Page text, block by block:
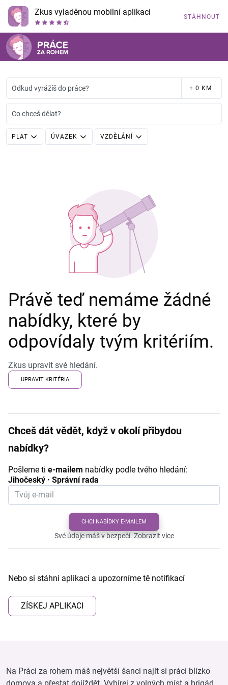
Zkus vyladěnou mobilní aplikaci STÁHNOUT
Odkud vyrážíš do práce? + 0 KM
Co chceš dělat?
PLAT ÚVAZEK VZDĚLÁNÍ
Právě teď nemáme žádné
nabídky, které by
odpovídaly tvým kritériím.
Zkus upravit své hledání.
UPRAVIT KRITÉRIA
Chceš dát vědět, když v okolí přibydou
nabídky?
Pošleme ti e-mailem nabídky podle tvého hledání:
Jihočeský · Správní rada
CHCI NABÍDKY E-MAILEM
Své údaje máš v bezpečí.Zobrazit více
Nebo si stáhni aplikaci a upozorníme tě notifikací
ZÍSKEJ APLIKACI
Na Práci za rohem máš největší šanci najít si práci blízko
domova a přestat dojíždět. Vybírej z volných míst a brigád